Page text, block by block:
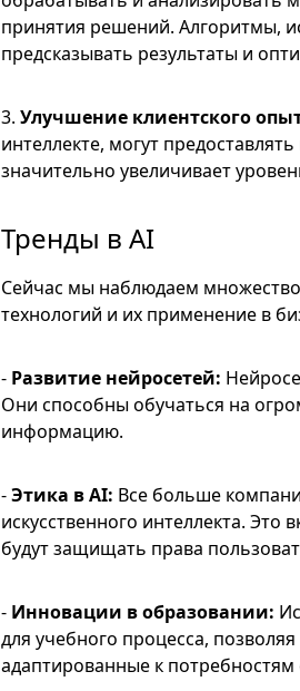
принятия решений. Алгоритмы,
предсказывать результаты и
3. Улучшение клиентского
интеллекте, могут
значительно увеличивает
Тренды в AI
Сейчас мы наблюдаем
технологий и их применение в
- Развитие нейросетей:
Они способны обучаться на
информацию.
-Этика в AI: Все больше
искусственного интеллекта.
будут защищать права
- Инновации в образовании:
для учебного процесса,
адаптированные к потребностям